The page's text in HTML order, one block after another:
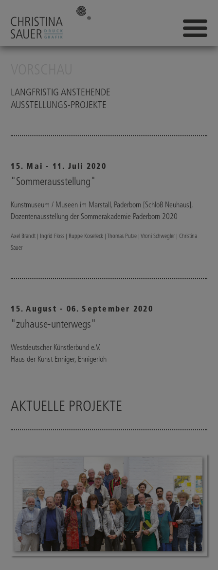
LANGFRISTIG ANSTEHENDE
AUSSTELLUNGS-PROJEKTE
15. Mai - 11. Juli 2020
"Sommerausstellung"
Kunstmuseum / Museen im Marstall, Paderborn [Schloß Neuhaus],
Dozentenausstellung der Sommerakademie Paderborn 2020
Axel Brandt | Ingrid Floss | Ruppe Koselleck | Thomas Putze | Vroni Schwegler | Christina
Sauer
15. August - 06. September 2020
"zuhause-unterwegs"
Westdeutscher Künstlerbund e.V.
Haus der Kunst Enniger, Ennigerloh
AKTUELLE PROJEKTE